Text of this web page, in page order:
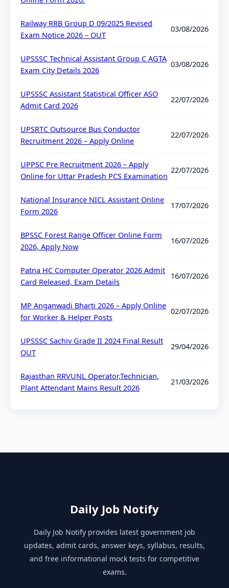
Railway RRB Group D 09/2025 Revised
Exam Notice 2026 – OUT
03/08/2026
UPSSSC Technical Assistant Group C AGTA
Exam City Details 2026
03/08/2026
UPSSSC Assistant Statistical Officer ASO
Admit Card 2026
22/07/2026
UPSRTC Outsource Bus Conductor
Recruitment 2026 – Apply Online
22/07/2026
UPPSC Pre Recruitment 2026 – Apply
Online for Uttar Pradesh PCS Examination
22/07/2026
National Insurance NICL Assistant Online
Form 2026
17/07/2026
BPSSC Forest Range Officer Online Form
2026, Apply Now
16/07/2026
Patna HC Computer Operator 2026 Admit
Card Released, Exam Details
16/07/2026
MP Anganwadi Bharti 2026 – Apply Online
for Worker & Helper Posts
02/07/2026
UPSSSC Sachiv Grade II 2024 Final Result
OUT
29/04/2026
Rajasthan RRVUNL Operator,Technician,
Plant Attendant Mains Result 2026
21/03/2026
Daily Job Notify
Daily Job Notify provides latest government job
updates, admit cards, answer keys, syllabus, results,
and free informational mock tests for competitive
exams.